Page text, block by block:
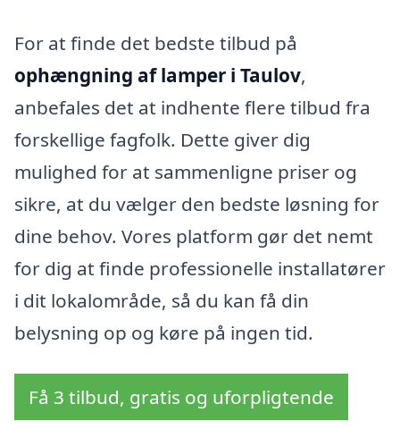
For at finde det bedste tilbud på
ophængning af lamper i Taulov,
anbefales det at indhente flere tilbud fra
forskellige fagfolk. Dette giver dig
mulighed for at sammenligne priser og
sikre, at du vælger den bedste løsning for
dine behov. Vores platform gør det nemt
for dig at finde professionelle installatører
i dit lokalområde, så du kan få din
belysning op og køre på ingen tid.
Få 3 tilbud, gratis og uforpligtende